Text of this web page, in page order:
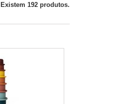
Existem 192 produtos.